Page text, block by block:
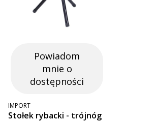
Powiadom
mnie o
dostępności
PRODUCENT
IMPORT
Stołek rybacki - trójnóg